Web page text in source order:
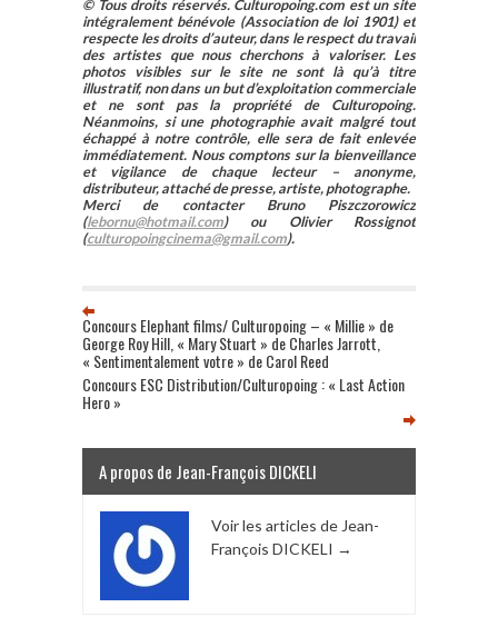
© Tous droits réservés. Culturopoing.com est un site
intégralement bénévole (Association de loi 1901) et
respecte les droits d’auteur, dans le respect du travail
des artistes que nous cherchons à valoriser. Les
photos visibles sur le site ne sont là qu’à titre
illustratif, non dans un but d’exploitation commerciale
et ne sont pas la propriété de Culturopoing.
Néanmoins, si une photographie avait malgré tout
échappé à notre contrôle, elle sera de fait enlevée
immédiatement. Nous comptons sur la bienveillance
et vigilance de chaque lecteur – anonyme,
distributeur, attaché de presse, artiste, photographe.
Merci de contacter Bruno Piszczorowicz
(lebornu@hotmail.com) ou Olivier Rossignot
(culturopoingcinema@gmail.com).
Concours Elephant films/ Culturopoing – « Millie » de
George Roy Hill, « Mary Stuart » de Charles Jarrott,
« Sentimentalement votre » de Carol Reed
Concours ESC Distribution/Culturopoing : « Last Action
Hero »
A propos de Jean-François DICKELI
Voir les articles de Jean-
François DICKELI →